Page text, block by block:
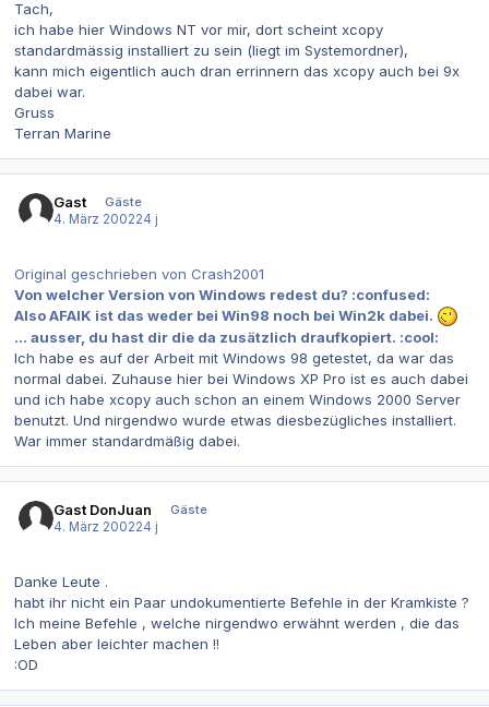
Tach,
ich habe hier Windows NT vor mir, dort scheint xcopy
standardmässig installiert zu sein (liegt im Systemordner),
kann mich eigentlich auch dran errinnern das xcopy auch bei 9x
dabei war.
Gruss
Terran Marine
Gast
Gäste
4. März 200224 j
Original geschrieben von Crash2001
Von welcher Version von Windows redest du? :confused:
Also AFAIK ist das weder bei Win98 noch bei Win2k dabei.
... ausser, du hast dir die da zusätzlich draufkopiert. :cool:
Ich habe es auf der Arbeit mit Windows 98 getestet, da war das
normal dabei. Zuhause hier bei Windows XP Pro ist es auch dabei
und ich habe xcopy auch schon an einem Windows 2000 Server
benutzt. Und nirgendwo wurde etwas diesbezügliches installiert.
War immer standardmäßig dabei.
Gast DonJuan
Gäste
4. März 200224 j
Danke Leute .
habt ihr nicht ein Paar undokumentierte Befehle in der Kramkiste ?
Ich meine Befehle , welche nirgendwo erwähnt werden , die das
Leben aber leichter machen !!
:OD